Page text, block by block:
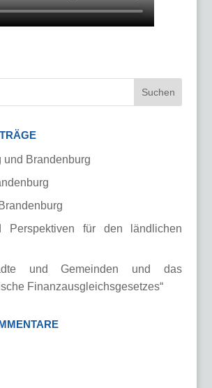
und Brandenburg
Perspektiven für den ländlichen
und Gemeinden und das
Finanzausgleichsgesetzes“